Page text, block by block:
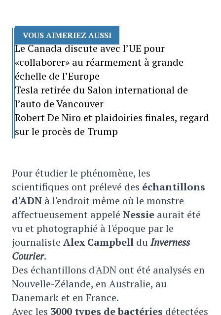
VOUS AIMERIEZ AUSSI
Le Canada discute avec l’UE pour
«collaborer» au réarmement à grande
échelle de l’Europe
Tesla retirée du Salon international de
l’auto de Vancouver
Robert De Niro et plaidoiries finales, regard
sur le procès de Trump
Pour étudier le phénomène, les
scientifiques ont prélevé des échantillons
d'ADN à l'endroit même où le monstre
affectueusement appelé Nessie aurait été
vu et photographié à l'époque par le
journaliste Alex Campbell duInverness
Courier.
Des échantillons d'ADN ont été analysés en
Nouvelle-Zélande, en Australie, au
Danemark et en France.
Avec les 3000 types de bactéries détectées